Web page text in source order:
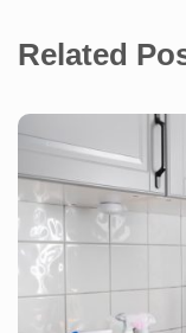
Related